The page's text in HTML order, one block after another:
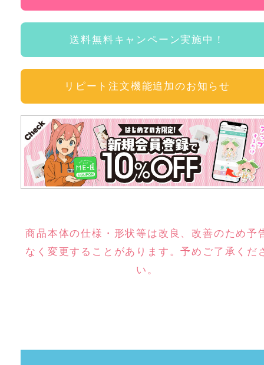
送料無料キャンペーン実施中！
リピート注文機能追加のお知らせ
商品本体の仕様・形状等は改良、改善のため予
なく変更することがあります。予めご了承くだ
い。